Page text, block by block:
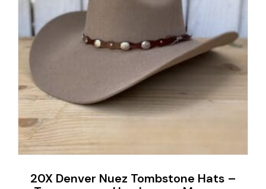
20X Denver Nuez Tombstone Hats –